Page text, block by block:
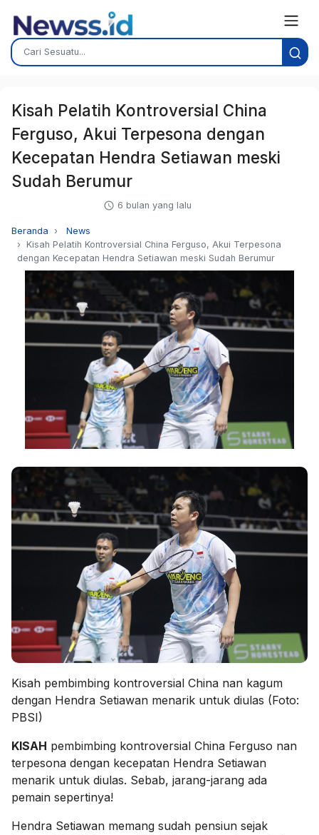
Kisah Pelatih Kontroversial China
Ferguso, Akui Terpesona dengan
Kecepatan Hendra Setiawan meski
Sudah Berumur
6 bulan yang lalu
Beranda
News
Kisah Pelatih Kontroversial China Ferguso, Akui Terpesona
dengan Kecepatan Hendra Setiawan meski Sudah Berumur
Kisah pembimbing kontroversial China nan kagum
dengan Hendra Setiawan menarik untuk diulas (Foto:
PBSI)
KISAH pembimbing kontroversial China Ferguso nan
terpesona dengan kecepatan Hendra Setiawan
menarik untuk diulas. Sebab, jarang-jarang ada
pemain sepertinya!
Hendra Setiawan memang sudah pensiun sejak